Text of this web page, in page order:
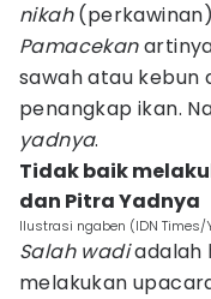
nikah
Pamacekan
sawah atau
penangkap ikan.
yadnya.
Tidak baik
dan Pitra Yadnya
Ilustrasi ngaben (IDN Times/
Salah wadiadalah
melakukan